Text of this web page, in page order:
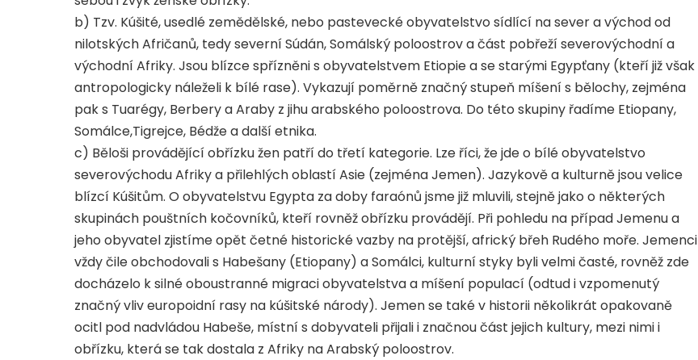
b) Tzv. Kúšité, usedlé zemědělské, nebo pastevecké obyvatelstvo sídlící na sever a východ od
nilotských Afričanů, tedy severní Súdán, Somálský poloostrov a část pobřeží severovýchodní a
východní Afriky. Jsou blízce spřízněni s obyvatelstvem Etiopie a se starými Egypťany (kteří již však
antropologicky náleželi k bílé rase). Vykazují poměrně značný stupeň míšení s bělochy, zejména
pak s Tuarégy, Berbery a Araby z jihu arabského poloostrova. Do této skupiny řadíme Etiopany,
Somálce,Tigrejce, Bédže a další etnika.
c) Běloši provádějící obřízku žen patří do třetí kategorie. Lze říci, že jde o bílé obyvatelstvo
severovýchodu Afriky a přilehlých oblastí Asie (zejména Jemen). Jazykově a kulturně jsou velice
blízcí Kúšitům. O obyvatelstvu Egypta za doby faraónů jsme již mluvili, stejně jako o některých
skupinách pouštních kočovníků, kteří rovněž obřízku provádějí. Při pohledu na případ Jemenu a
jeho obyvatel zjistíme opět četné historické vazby na protější, africký břeh Rudého moře. Jemenci
vždy čile obchodovali s Habešany (Etiopany) a Somálci, kulturní styky byli velmi časté, rovněž zde
docházelo k silné oboustranné migraci obyvatelstva a míšení populací (odtud i vzpomenutý
značný vliv europoidní rasy na kúšitské národy). Jemen se také v historii několikrát opakovaně
ocitl pod nadvládou Habeše, místní s dobyvateli přijali i značnou část jejich kultury, mezi nimi i
obřízku, která se tak dostala z Afriky na Arabský poloostrov.